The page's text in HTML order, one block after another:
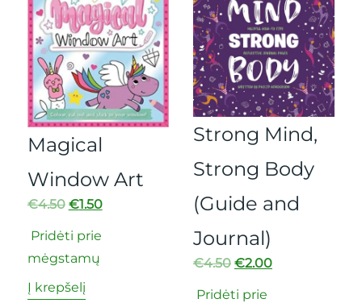
Magical
Window Art
€4.50 €1.50
Pridėti prie
mėgstamų
Į krepšelį
Strong Mind,
Strong Body
(Guide and
Journal)
€4.50 €2.00
Pridėti prie